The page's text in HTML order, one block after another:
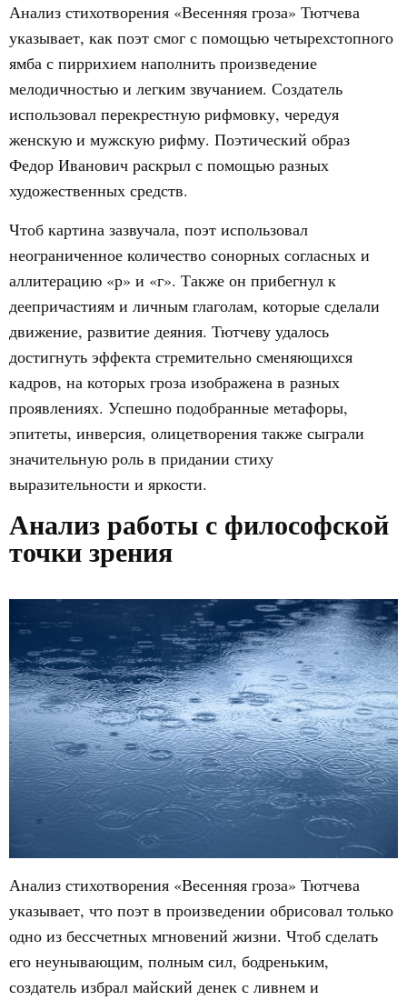
Анализ стихотворения «Весенняя гроза» Тютчева
указывает, как поэт смог с помощью четырехстопного
ямба с пиррихием наполнить произведение
мелодичностью и легким звучанием. Создатель
использовал перекрестную рифмовку, чередуя
женскую и мужскую рифму. Поэтический образ
Федор Иванович раскрыл с помощью разных
художественных средств.
Чтоб картина зазвучала, поэт использовал
неограниченное количество сонорных согласных и
аллитерацию «р» и «г». Также он прибегнул к
деепричастиям и личным глаголам, которые сделали
движение, развитие деяния. Тютчеву удалось
достигнуть эффекта стремительно сменяющихся
кадров, на которых гроза изображена в разных
проявлениях. Успешно подобранные метафоры,
эпитеты, инверсия, олицетворения также сыграли
значительную роль в придании стиху
выразительности и яркости.
Анализ работы с философской
точки зрения
Анализ стихотворения «Весенняя гроза» Тютчева
указывает, что поэт в произведении обрисовал только
одно из бессчетных мгновений жизни. Чтоб сделать
его неунывающим, полным сил, бодреньким,
создатель избрал майский денек с ливнем и